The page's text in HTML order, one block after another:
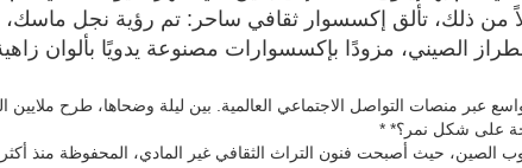
بدلاً من ذلك، تألق إكسسوار ثقافي ساحر: تم رؤية نجل
الصيني، مزودًا بإكسسوارات مصنوعة يدويًا بألوان
عبر منصات التواصل الاجتماعي العالمية. بين ليلة وضحاها، طرح ملايين
على شكل نمر؟* *